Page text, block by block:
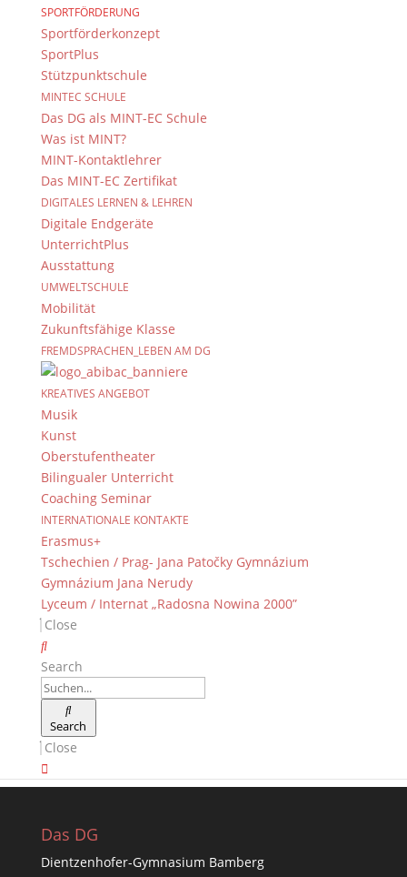
SPORTFÖRDERUNG
Sportförderkonzept
SportPlus
Stützpunktschule
MINTEC SCHULE
Das DG als MINT-EC Schule
Was ist MINT?
MINT-Kontaktlehrer
Das MINT-EC Zertifikat
DIGITALES LERNEN & LEHREN
Digitale Endgeräte
UnterrichtPlus
Ausstattung
UMWELTSCHULE
Mobilität
Zukunftsfähige Klasse
FREMDSPRACHEN_LEBEN AM DG
KREATIVES ANGEBOT
Musik
Kunst
Oberstufentheater
Bilingualer Unterricht
Coaching Seminar
INTERNATIONALE KONTAKTE
Erasmus+
Tschechien / Prag- Jana Patočky Gymnázium
Gymnázium Jana Nerudy
Lyceum / Internat „Radosna Nowina 2000”
Close
Search
Search
Close
Am 23. April wird der „Welttag des Buchs“
Datum eine Wunschbuchhandlung besuchen
und sich dort einen speziell für diesen Tag
geschriebenen Roman abholen. So machte
sich am 30. April die Klasse...
Menü
Fachschaft Deutsch
Aktuelles
Exkursionen
Fachinformationen
Lesekompetenz
Schreibprogramm
Projekte
Schülertexte
Wettbewerbe
Das DG
Dientzenhofer-Gymnasium Bamberg